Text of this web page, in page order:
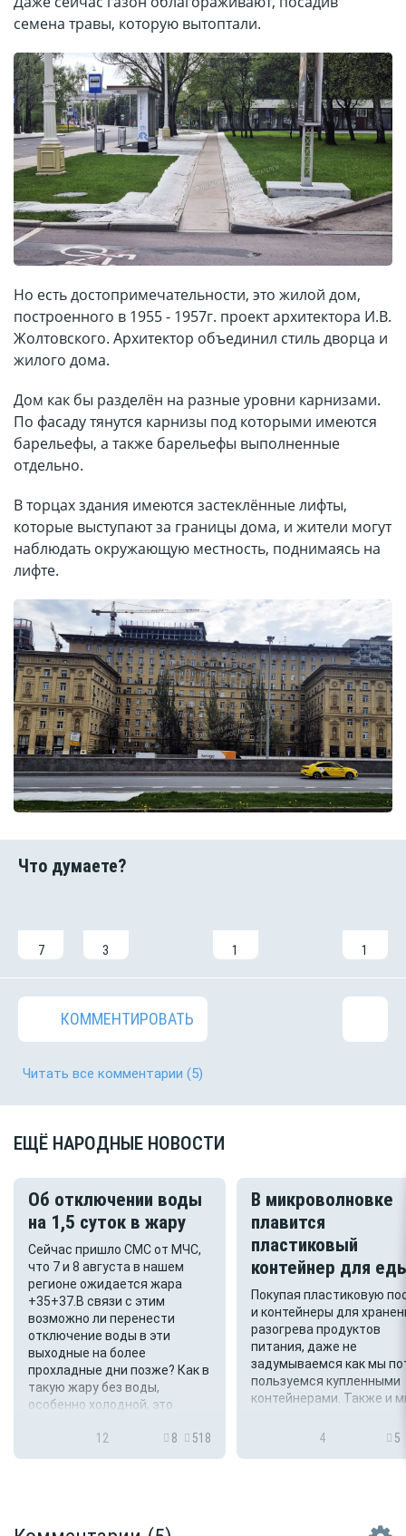
семена травы, которую вытоптали.
Но есть достопримечательности, это жилой дом,
построенного в 1955 - 1957г. проект архитектора И.В.
Жолтовского. Архитектор объединил стиль дворца и
жилого дома.
Дом как бы разделён на разные уровни карнизами.
По фасаду тянутся карнизы под которыми имеются
барельефы, а также барельефы выполненные
отдельно.
В торцах здания имеются застеклённые лифты,
которые выступают за границы дома, и жители могут
наблюдать окружающую местность, поднимаясь на
лифте.
7 3 1 1
КОММЕНТИРОВАТЬ
Читать все комментарии (5)
ЕЩЁ НАРОДНЫЕ НОВОСТИ
Об отключении воды
на 1,5 суток в жару
Сейчас пришло СМС от МЧС,
что 7 и 8 августа в нашем
регионе ожидается жара
+35+37.В связи с этим
возможно ли перенести
отключение воды в эти
выходные на более
прохладные дни позже? Как в
такую жару без воды,
особенно холодной, это
для здоровья
12 8 518
В микроволновке
плавится
пластиковый
контейнер для
Покупая пластиковую
и контейнеры для
разогрева продуктов
питания, даже не
задумываемся как мы
пользуемся купленными
контейнерами. Также и
контейнер, на дне
4 5